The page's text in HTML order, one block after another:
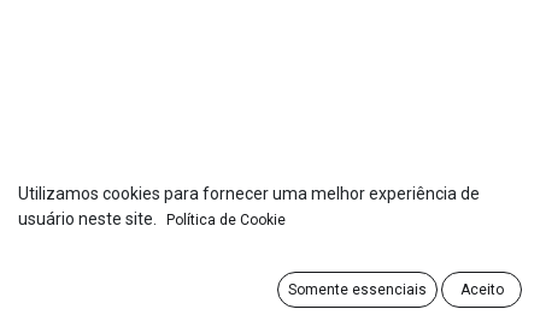
Copyright © ATM Home
Utilizamos cookies para fornecer uma melhor experiência de
usuário neste site.
Política de Cookie
Somente essenciais Aceito